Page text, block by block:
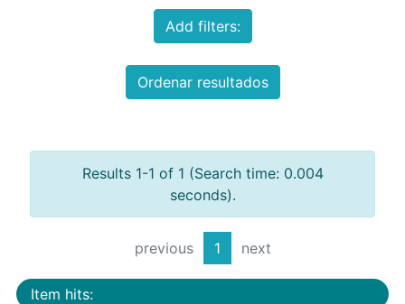
Add filters:
Ordenar resultados
Results 1-1 of 1 (Search time: 0.004
seconds).
previous 1 next
Item hits: